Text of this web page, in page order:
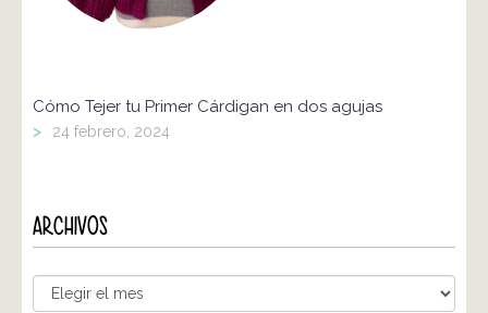
Cómo Tejer tu Primer Cárdigan en dos agujas
> 24 febrero, 2024
ARCHIVOS